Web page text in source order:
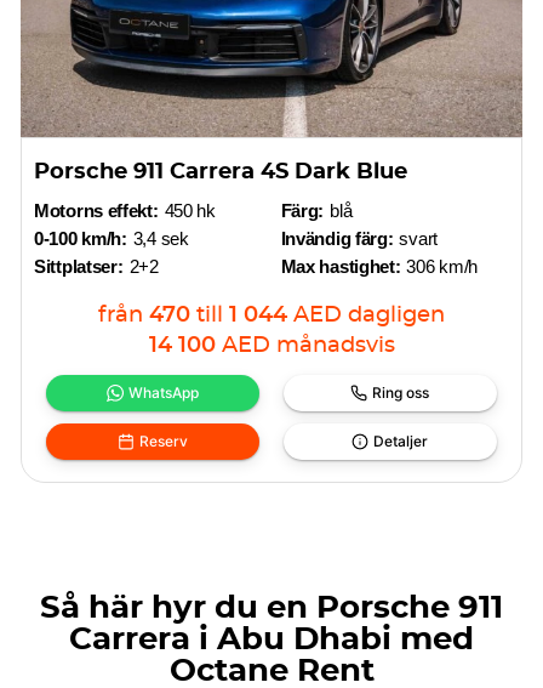
Porsche 911 Carrera 4S Dark Blue
Motorns effekt: 450 hk
0-100 km/h: 3,4 sek
Sittplatser: 2+2
Färg: blå
Invändig färg: svart
Max hastighet: 306 km/h
från 470 till 1 044 AED dagligen
14 100 AED månadsvis
WhatsApp Ring oss
Reserv Detaljer
Så här hyr du en Porsche 911
Carrera i Abu Dhabi med
Octane Rent